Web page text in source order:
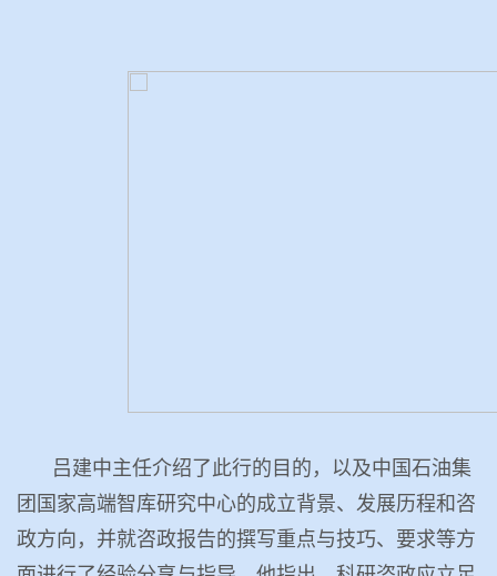
吕建中主任介绍了此行的目的，以及中国石油集
团国家高端智库研究中心的成立背景、发展历程和咨
政方向，并就咨政报告的撰写重点与技巧、要求等方